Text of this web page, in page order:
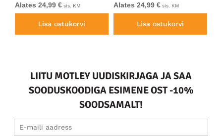
Alates 24,99 € sis. KM
Lisa ostukorvi
Alates 24,99 € sis. KM
Lisa ostukorvi
LIITU MOTLEY UUDISKIRJAGA JA SAA
SOODUSKOODIGA ESIMENE OST -10%
SOODSAMALT!